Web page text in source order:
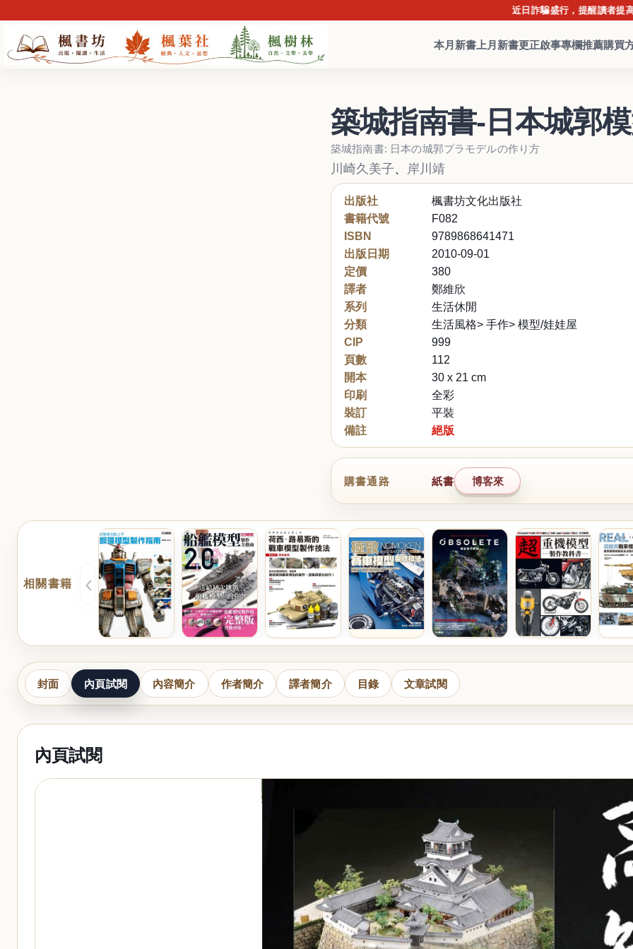
近日詐騙盛行，提醒讀者提高警覺
本月新書 上月新書更正啟事專欄推薦購買
築城指南書-日本城郭
築城指南書: 日本の城郭プラモデルの作り方
川崎久美子、 岸川靖
出版社
楓書坊文化出版社
書籍代號
F082
ISBN
9789868641471
出版日期
2010-09-01
定價
380
譯者
鄭維欣
系列
生活休閒
分類
生活風格> 手作> 模型/娃娃屋
CIP
999
頁數
112
開本
30 x 21 cm
印刷
全彩
裝訂
平裝
備註
絕版
購書通路 紙書 博客來
相關書籍 ‹
封面 內頁試閱 內容簡介 作者簡介 譯者簡介 目錄 文章試閱
內頁試閱